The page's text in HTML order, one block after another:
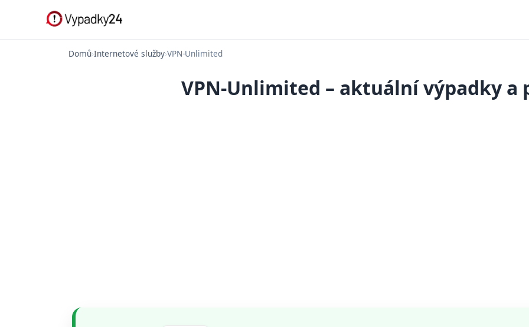
Domů›Internetové služby›VPN-Unlimited
VPN-Unlimited – aktuální výpadky a